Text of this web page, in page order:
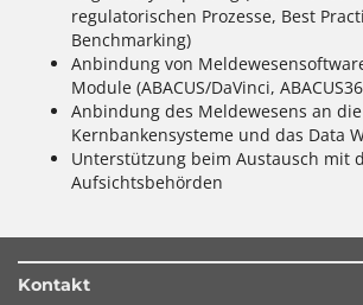
regulatorischen Prozesse, Best
Benchmarking)
Anbindung von
Module (ABACUS/DaVinci,
Anbindung des Meldewesens an die
Kernbankensysteme und das Data
Unterstützung beim Austausch mit
Aufsichtsbehörden
Kontakt